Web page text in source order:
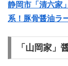
静岡市「清六家
系！豚骨醤油ラ
「山岡家」